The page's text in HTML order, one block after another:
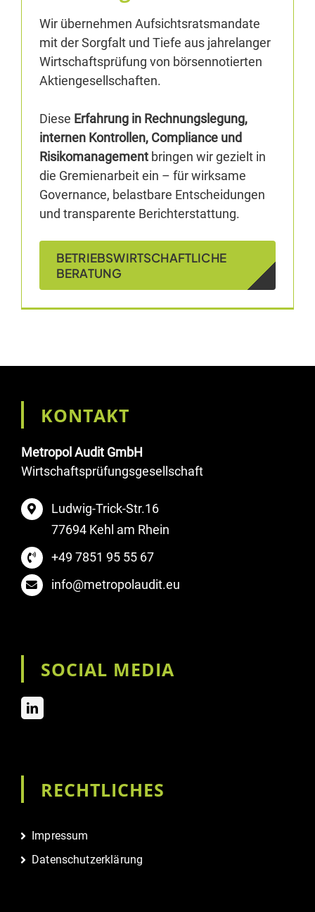
Wir übernehmen Aufsichtsratsmandate
mit der Sorgfalt und Tiefe aus jahrelanger
Wirtschaftsprüfung von börsennotierten
Aktiengesellschaften.
Diese Erfahrung in Rechnungslegung,
internen Kontrollen, Compliance und
Risikomanagement bringen wir gezielt in
die Gremienarbeit ein – für wirksame
Governance, belastbare Entscheidungen
und transparente Berichterstattung.
BETRIEBSWIRTSCHAFTLICHE
BERATUNG
KONTAKT
Metropol Audit GmbH
Wirtschaftsprüfungsgesellschaft
Ludwig-Trick-Str.16
77694 Kehl am Rhein
+49 7851 95 55 67
info@metropolaudit.eu
SOCIAL MEDIA
RECHTLICHES
Impressum
Datenschutzerklärung